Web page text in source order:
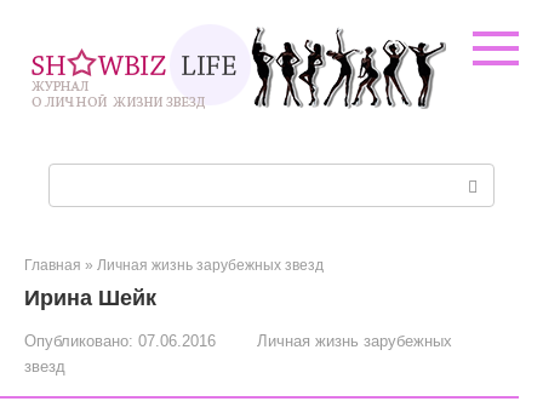
контенту
Главная » Личная жизнь зарубежных звезд
Ирина Шейк
Опубликовано: 07.06.2016
Личная жизнь зарубежных
звезд